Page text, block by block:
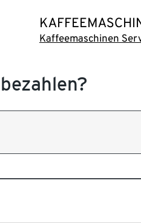
Kaffeemaschinen